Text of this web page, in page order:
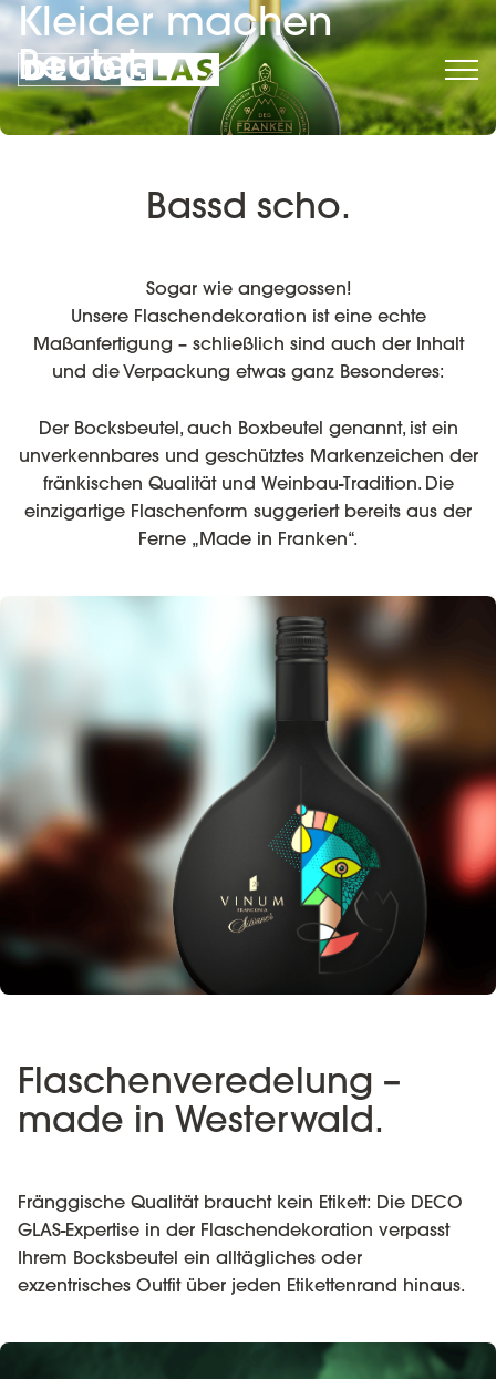
Kleider machen
Beutel.
Bassd scho.
Sogar wie angegossen!
Unsere Flaschendekoration ist eine echte
Maßanfertigung – schließlich sind auch der Inhalt
und die Verpackung etwas ganz Besonderes:
Der Bocksbeutel, auch Boxbeutel genannt, ist ein
unverkennbares und geschütztes Markenzeichen der
fränkischen Qualität und Weinbau-Tradition. Die
einzigartige Flaschenform suggeriert bereits aus der
Ferne „Made in Franken“.
Flaschenveredelung –
made in Westerwald.
Fränggische Qualität braucht kein Etikett: Die DECO
GLAS-Expertise in der Flaschendekoration verpasst
Ihrem Bocksbeutel ein alltägliches oder
exzentrisches Outfit über jeden Etikettenrand hinaus.